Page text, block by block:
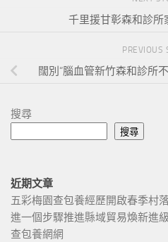
千里援甘彰森和診所
PREVIOUS
闊別“腦血管新竹森和診所
搜尋
搜尋
近期文章
五彩梅園查包養經歷開啟春季村
進一個步驟推進縣域貿易煥新進
查包養網網